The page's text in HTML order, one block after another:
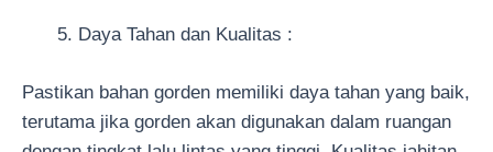
Daya Tahan dan Kualitas :
Pastikan bahan gorden memiliki daya tahan yang baik,
terutama jika gorden akan digunakan dalam ruangan